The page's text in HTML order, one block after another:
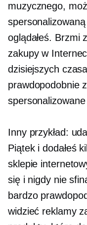
muzycznego,
oglądałeś. Brzmi
zakupy w
dzisiejszych
prawdopodobnie
Inny przykład:
Piątek i dodałeś
sklepie
się i nigdy nie
bardzo
widzieć reklamy